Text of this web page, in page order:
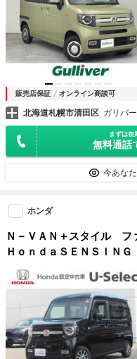
販売店保証 オンライン商談可
北海道札幌市清田区 ガリバ
まずは在
無料通話
今あな
ホンダ
Ｎ－ＶＡＮ＋スタイル
ＨｏｎｄａＳＥＮＳＩＮ
動格納式リモコンカラー
ク 純正メモリーナビ バ
スターター ＬＥＤ ＰＷ